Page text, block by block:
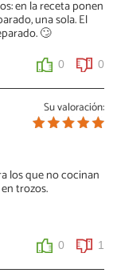
en la receta ponen
una sola. El
🙄
0 0
Su valoración:
los que no cocinan
trozos.
0 1